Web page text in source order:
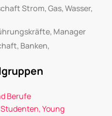
Strom, Gas, Wasser,
Manager
Banken,
Berufe
Young